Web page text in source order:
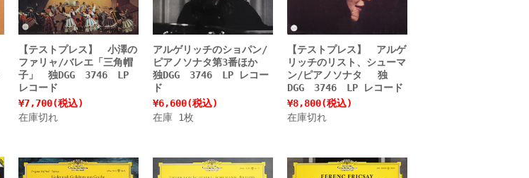
【テストプレス】 小澤の
ファリャ/バレエ「三角帽
子」 独DGG 3746 LP
レコード
¥7,700(税込)
在庫切れ
アルゲリッチのショパン/
ピアノソナタ第3番ほか
独DGG 3746 LP レコー
ド
¥6,600(税込)
在庫 1枚
【テストプレス】 アルゲ
リッチのリスト、シューマ
ン/ピアノソナタ 独
DGG 3746 LP レコード
¥8,800(税込)
在庫切れ